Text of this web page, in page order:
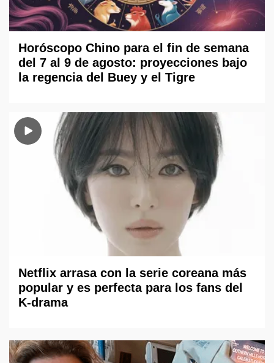
Horóscopo Chino para el fin de semana
del 7 al 9 de agosto: proyecciones bajo
la regencia del Buey y el Tigre
Netflix arrasa con la serie coreana más
popular y es perfecta para los fans del
K-drama